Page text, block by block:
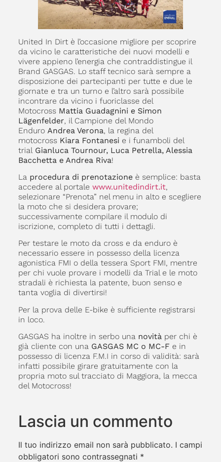
United In Dirt è l’occasione migliore per scoprire
da vicino le caratteristiche dei nuovi modelli e
vivere appieno l’energia che contraddistingue il
Brand GASGAS. Lo staff tecnico sarà sempre a
disposizione dei partecipanti per tutte e due le
giornate e tra un turno e l’altro sarà possibile
incontrare da vicino i fuoriclasse del
Motocross Mattia Guadagnini e Simon
Lägenfelder, il Campione del Mondo
Enduro Andrea Verona, la regina del
motocross Kiara Fontanesi e i funamboli del
trial Gianluca Tournour, Luca Petrella, Alessia
Bacchetta e Andrea Riva!
La procedura di prenotazioneè semplice: basta
accedere al portale www.unitedindirt.it,
selezionare “Prenota” nel menu in alto e scegliere
la moto che si desidera provare;
successivamente compilare il modulo di
iscrizione, completo di tutti i dettagli.
Per testare le moto da cross e da enduro è
necessario essere in possesso della licenza
agonistica FMI o della tessera Sport FMI, mentre
per chi vuole provare i modelli da Trial e le moto
stradali è richiesta la patente, buon senso e
tanta voglia di divertirsi!
Per la prova delle E-bike è sufficiente registrarsi
in loco.
GASGAS ha inoltre in serbo una novitàper chi è
già cliente con una GASGAS MC o MC-F e in
possesso di licenza F.M.I in corso di validità: sarà
infatti possibile girare gratuitamente con la
propria moto sul tracciato di Maggiora, la mecca
del Motocross!
Lascia un commento
Il tuo indirizzo email non sarà pubblicato. I campi
obbligatori sono contrassegnati *